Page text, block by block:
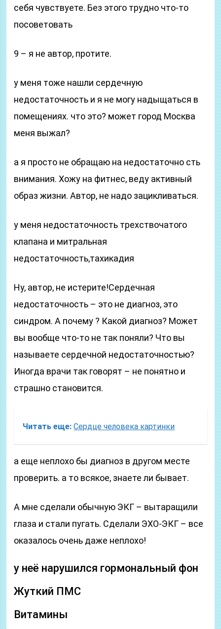
себя чувствуете. Без этого трудно что-то
посоветовать
9 – я не автор, протите.
у меня тоже нашли сердечную
недостаточность и я не могу надыщаться в
помещениях. что это? может город Москва
меня выжал?
а я просто не обращаю на недостаточно сть
внимания. Хожу на фитнес, веду активный
образ жизни. Автор, не надо зацикливаться.
у меня недостаточность трехствочатого
клапана и митральная
недостаточность,тахикадия
Ну, автор, не истерите!Сердечная
недостаточность – это не диагноз, это
синдром. А почему ? Какой диагноз? Может
вы вообще что-то не так поняли? Что вы
называете сердечной недостаточностью?
Иногда врачи так говорят – не понятно и
страшно становится.
Читать еще: Сердце человека картинки
а еще неплохо бы диагноз в другом месте
проверить. а то всякое, знаете ли бывает.
А мне сделали обычную ЭКГ – вытаращили
глаза и стали пугать. Сделали ЭХО-ЭКГ – все
оказалось очень даже неплохо!
у неё нарушился гормональный фон
Жуткий ПМС
Витамины